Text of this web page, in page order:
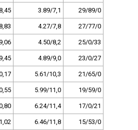
3.89/7,1 29/89/0
4.27/7,8 27/77/0
4.50/8,2 25/0/33
4.89/9,0 23/0/27
5.61/10,3 21/65/0
5.99/11,0 19/59/0
6.24/11,4 17/0/21
6.46/11,8 15/53/0